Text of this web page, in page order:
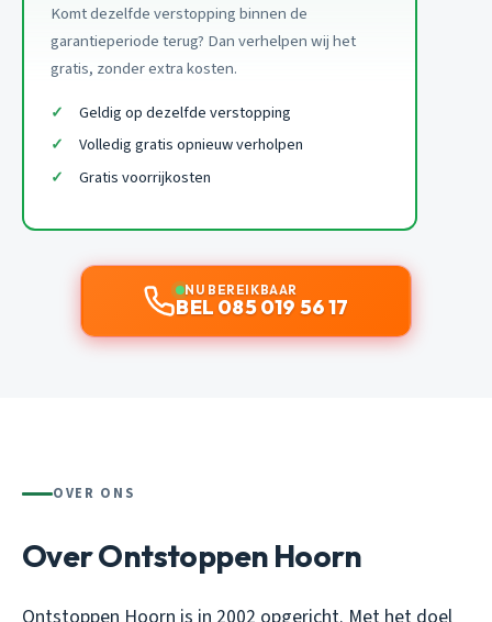
Komt dezelfde verstopping binnen de
garantieperiode terug? Dan verhelpen wij het
gratis, zonder extra kosten.
Geldig op dezelfde verstopping
Volledig gratis opnieuw verholpen
Gratis voorrijkosten
NU BEREIKBAAR
BEL 085 019 56 17
OVER ONS
Over Ontstoppen Hoorn